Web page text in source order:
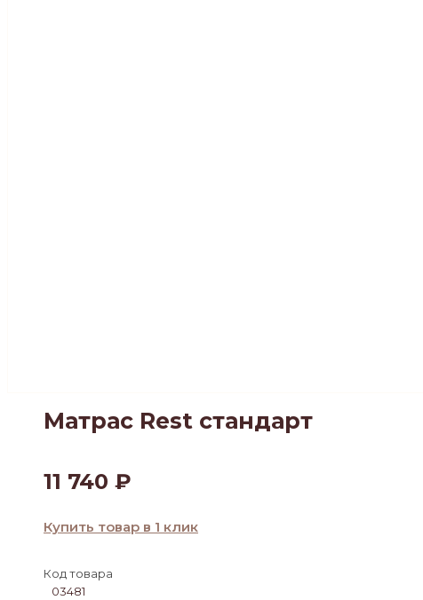
Матрас Rest стандарт
11 740 ₽
Купить товар в 1 клик
Код товара
03481